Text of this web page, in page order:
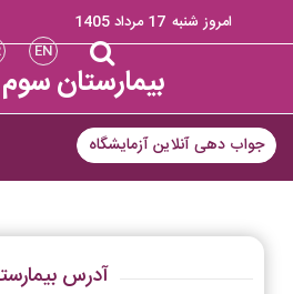
امروز شنبه 17 مرداد 1405
EN
بیمارستان
جواب دهی آنلاین آزمایشگاه
آدرس